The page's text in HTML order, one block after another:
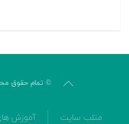
© تمام حقوق
متلب سایت آموزش